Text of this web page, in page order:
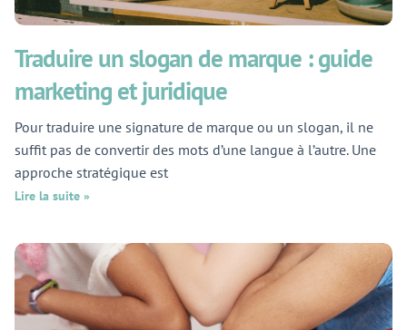
Traduire un slogan de marque : guide
marketing et juridique
Pour traduire une signature de marque ou un slogan, il ne
suffit pas de convertir des mots d’une langue à l’autre. Une
approche stratégique est
Lire la suite »